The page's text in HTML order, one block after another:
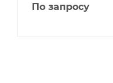
По запросу